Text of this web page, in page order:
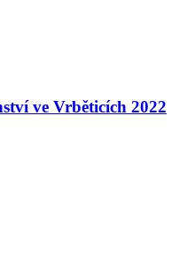
ve Vrběticích 2022